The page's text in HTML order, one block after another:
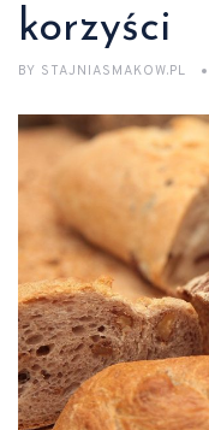
korzyści
BY STAJNIASMAKOW.PL